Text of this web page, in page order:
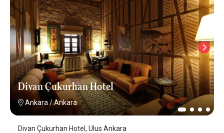
Divan Çukurhan Hotel
Ankara/Ankara
Divan Çukurhan Hotel, Ulus Ankara